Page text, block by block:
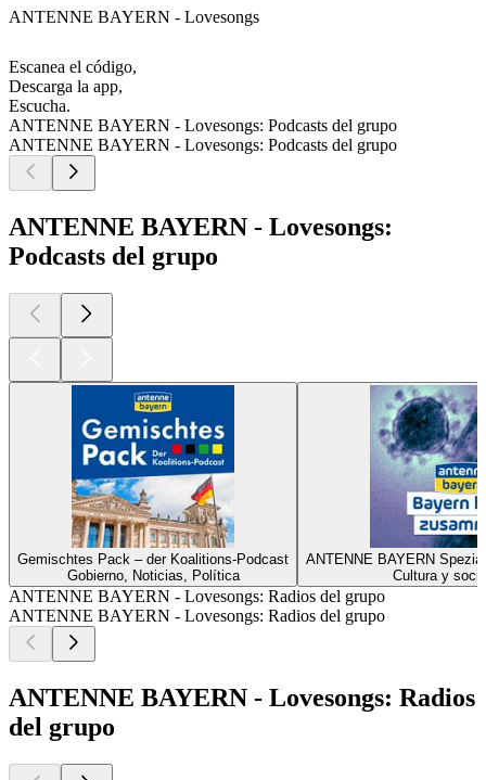
ANTENNE BAYERN - Lovesongs
Escanea el código,
Descarga la app,
Escucha.
ANTENNE BAYERN - Lovesongs: Podcasts del grupo
ANTENNE BAYERN - Lovesongs: Podcasts del grupo
ANTENNE BAYERN - Lovesongs:
Podcasts del grupo
Gemischtes Pack – der Koalitions-Podcast
Gobierno, Noticias, Política
ANTENNE BAYERN
Cultura y
ANTENNE BAYERN - Lovesongs: Radios del grupo
ANTENNE BAYERN - Lovesongs: Radios del grupo
ANTENNE BAYERN - Lovesongs: Radios
del grupo